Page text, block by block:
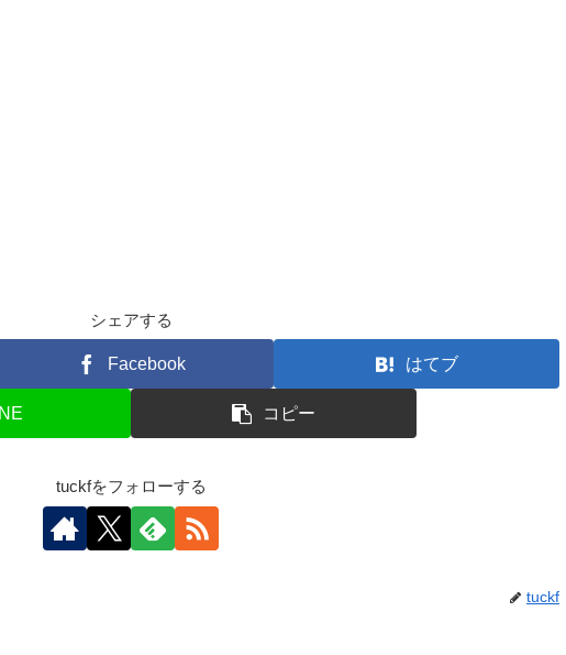
シェアする
Facebook はてブ
コピー
tuckfをフォローする
tuckf